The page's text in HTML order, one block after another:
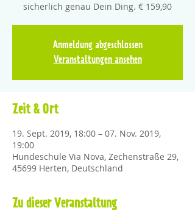
sicherlich genau Dein Ding. € 159,90
Anmeldung abgeschlossen
Veranstaltungen ansehen
Zeit & Ort
19. Sept. 2019, 18:00 – 07. Nov. 2019,
19:00
Hundeschule Via Nova, Zechenstraße 29,
45699 Herten, Deutschland
Zu dieser Veranstaltung